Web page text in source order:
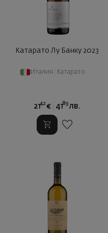
Катарато Лу Банку 2023
Италия Катарато
2142 € 4189 лв.